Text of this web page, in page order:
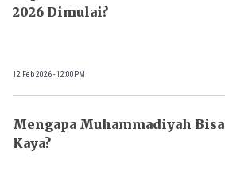
2026 Dimulai?
12 Feb 2026 - 12:00PM
Mengapa Muhammadiyah Bisa
Kaya?